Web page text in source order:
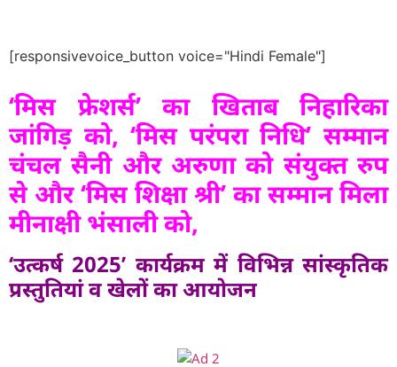
[responsivevoice_button voice="Hindi Female"]
‘मिस फ्रेशर्स’ का खिताब निहारिका
जांगिड़ को, ‘मिस परंपरा निधि’ सम्मान
चंचल सैनी और अरुणा को संयुक्त रुप
से और ‘मिस शिक्षा श्री’ का सम्मान मिला
मीनाक्षी भंसाली को,
‘उत्कर्ष 2025’ कार्यक्रम में विभिन्न सांस्कृतिक
प्रस्तुतियां व खेलों का आयोजन